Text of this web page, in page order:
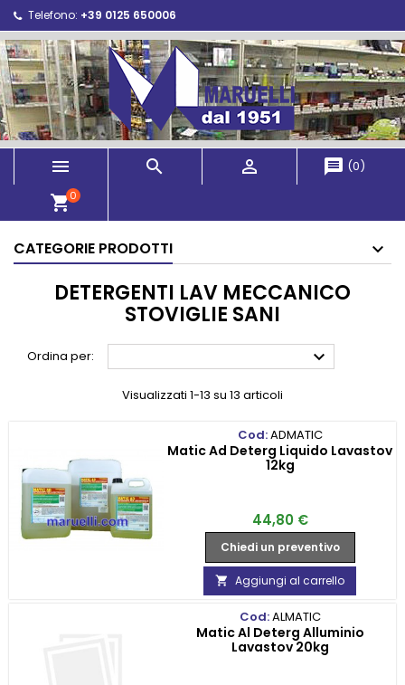
Telefono: +39 0125 650006
   message (0)
shopping_cart0
CATEGORIE PRODOTTI
DETERGENTI LAV MECCANICO
STOVIGLIE SANI
Ordina per: 
Visualizzati 1-13 su 13 articoli
Cod:ADMATIC
Matic Ad Deterg Liquido Lavastov
12kg
Prezzo
44,80 €
Chiedi un preventivo
 Aggiungi al carrello
Cod:ALMATIC
Matic Al Deterg Alluminio
Lavastov 20kg